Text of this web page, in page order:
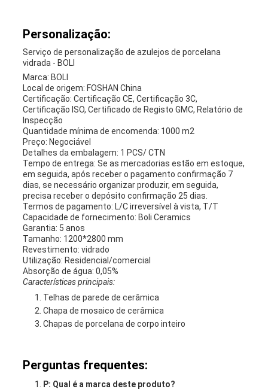
Personalização:
Serviço de personalização de azulejos de porcelana
vidrada - BOLI
Marca: BOLI
Local de origem: FOSHAN China
Certificação: Certificação CE, Certificação 3C,
Certificação ISO, Certificado de Registo GMC, Relatório de
Inspecção
Quantidade mínima de encomenda: 1000 m2
Preço: Negociável
Detalhes da embalagem: 1 PCS/ CTN
Tempo de entrega: Se as mercadorias estão em estoque,
em seguida, após receber o pagamento confirmação 7
dias, se necessário organizar produzir, em seguida,
precisa receber o depósito confirmação 25 dias.
Termos de pagamento: L/C irreversível à vista, T/T
Capacidade de fornecimento: Boli Ceramics
Garantia: 5 anos
Tamanho: 1200*2800 mm
Revestimento: vidrado
Utilização: Residencial/comercial
Absorção de água: 0,05%
Características principais:
Telhas de parede de cerâmica
Chapa de mosaico de cerâmica
Chapas de porcelana de corpo inteiro
Perguntas frequentes:
P: Qual é a marca deste produto?